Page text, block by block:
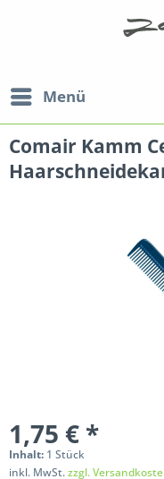
Menü
Comair Kamm
1,75 € *
Inhalt: 1 Stück
inkl. MwSt.zzgl.